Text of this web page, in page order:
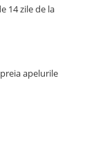
14 zile de la
apelurile